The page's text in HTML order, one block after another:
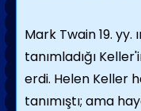
Mark Twain 19. yy.
tanımladığı
erdi. Helen Keller
tanımıştı; ama